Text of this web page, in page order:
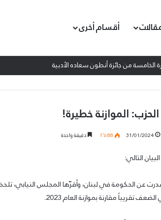
أقسام أخرى
الخامسة من جائزة أنطون سعاده الأدبية
الحزب: الموازنة خطيرة!
31/01/2024 1٬688 دقيقة واحدة
التالي:
عن الحكومة في لبنان، وأقرّها المجلس النيابي،
تقريباً مقارنة بموازنة العام 2023.